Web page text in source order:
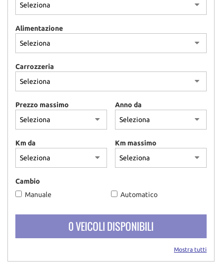
NUOVI
USATI
Alimentazione
Carrozzeria
Prezzo massimo Anno da
Km da Km massimo
Cambio
Manuale
Automatico
0 VEICOLI DISPONIBILI
Mostra tutti